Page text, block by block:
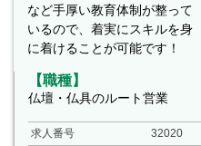
など手厚い教育体制が整って
いるので、着実にスキルを身
に着けることが可能です！
【職種】
仏壇・仏具のルート営業
求人番号
32020